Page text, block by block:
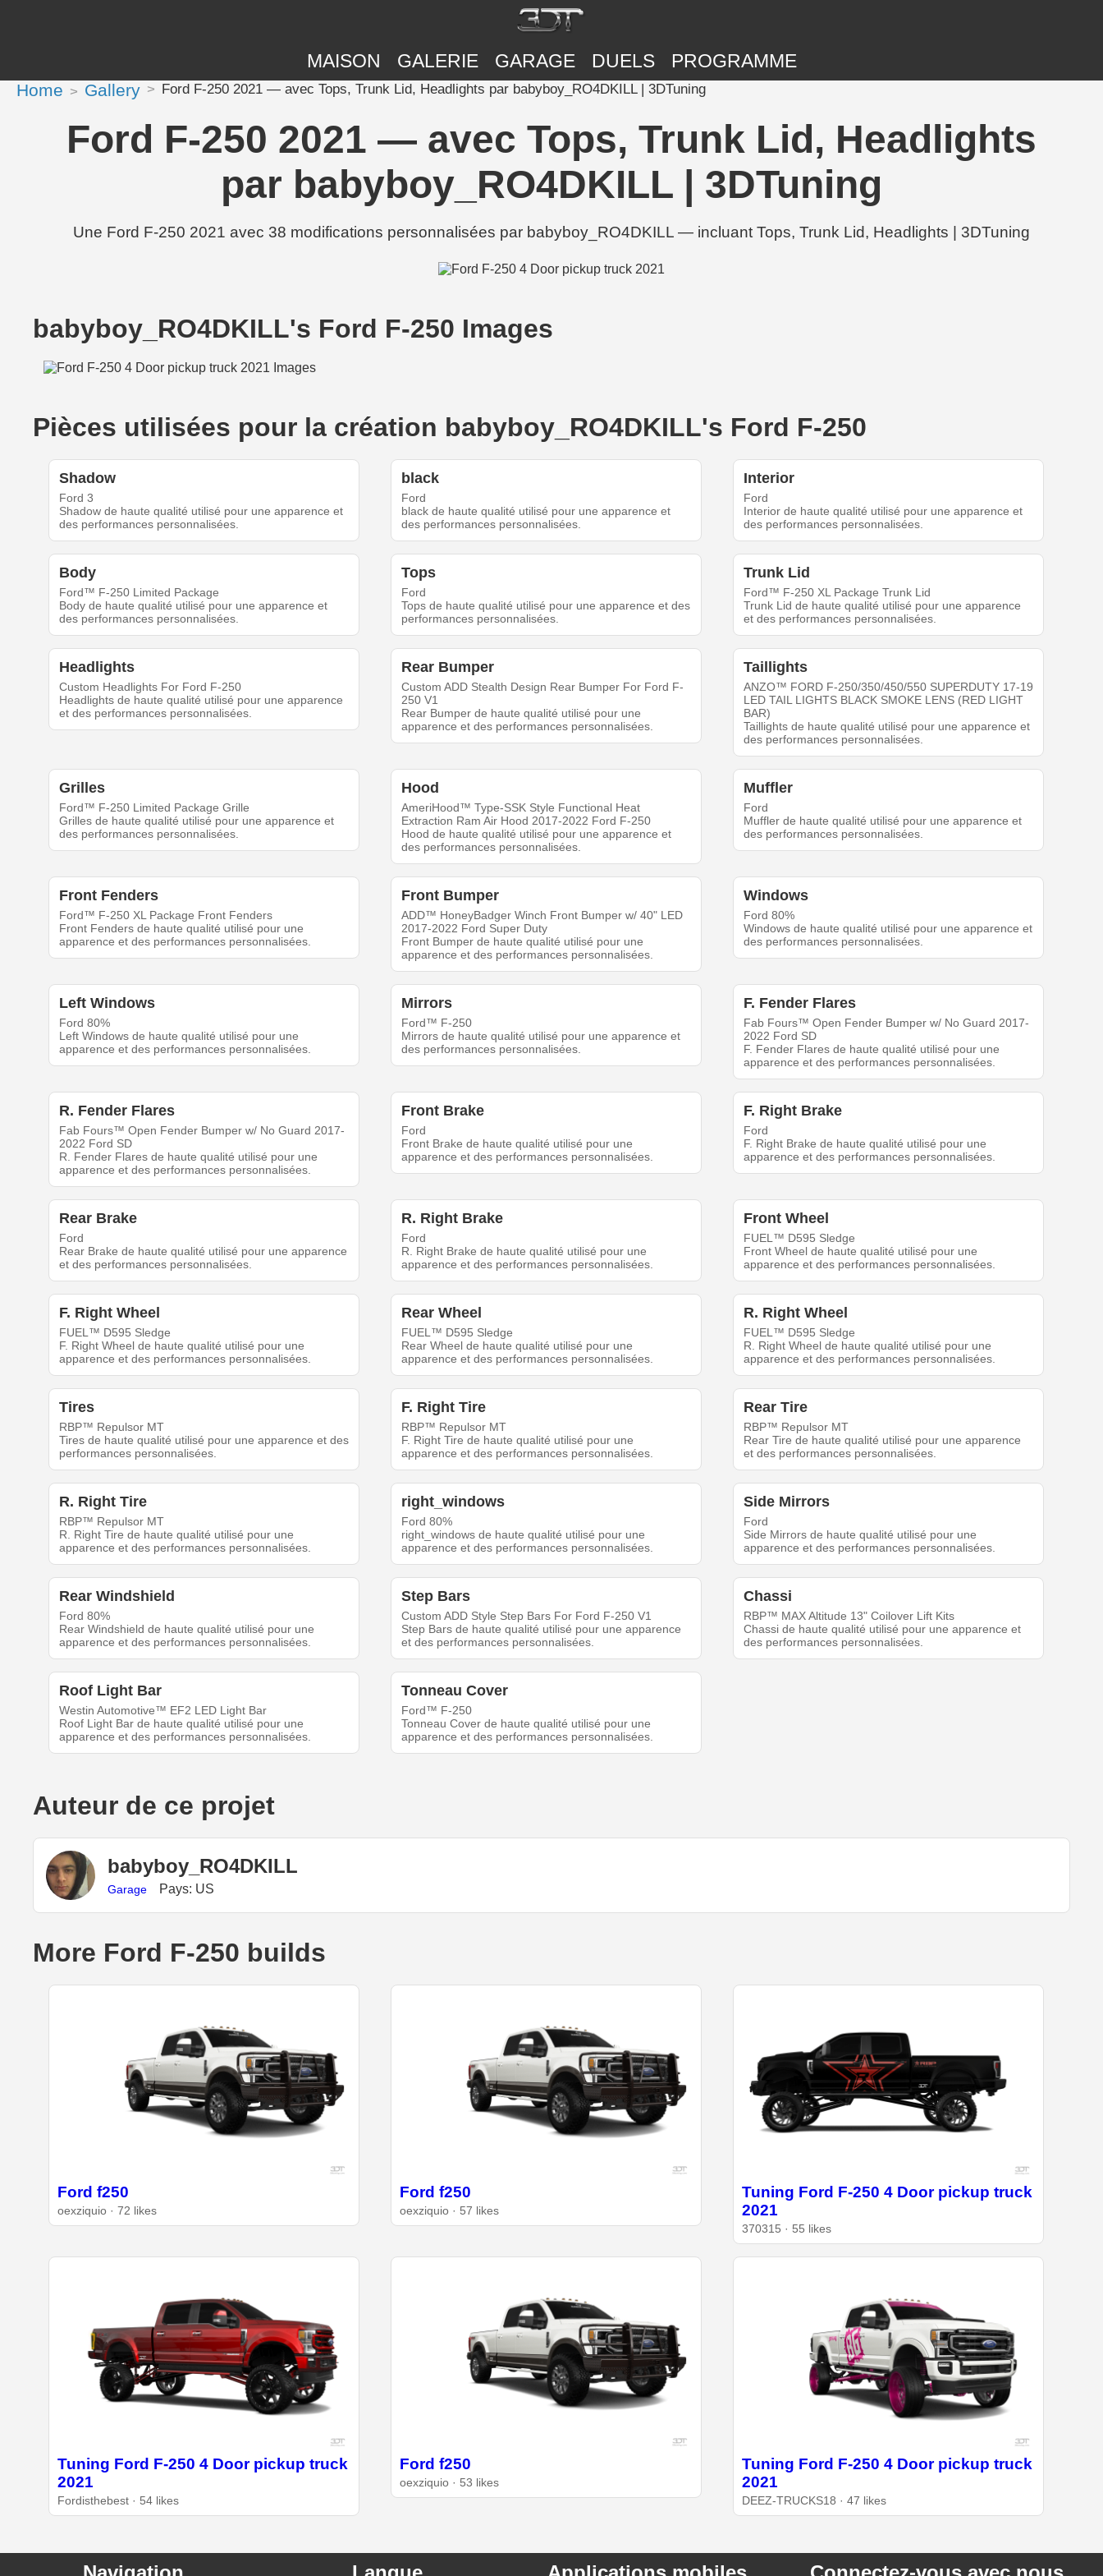
MAISON GALERIE GARAGE DUELS PROGRAMME
Home Gallery Ford F-250 2021 — avec Tops, Trunk Lid, Headlights par babyboy_RO4DKILL | 3DTuning
Ford F-250 2021 — avec Tops, Trunk Lid, Headlights
par babyboy_RO4DKILL | 3DTuning
Une Ford F-250 2021 avec 38 modifications personnalisées par babyboy_RO4DKILL — incluant Tops, Trunk Lid, Headlights | 3DTuning
babyboy_RO4DKILL's Ford F-250 Images
Pièces utilisées pour la création babyboy_RO4DKILL's Ford F-250
Shadow
Ford 3
Shadow de haute qualité utilisé pour une apparence et
des performances personnalisées.
black
Ford
black de haute qualité utilisé pour une apparence et
des performances personnalisées.
Interior
Ford
Interior de haute qualité utilisé pour une apparence et
des performances personnalisées.
Body
Ford™ F-250 Limited Package
Body de haute qualité utilisé pour une apparence et
des performances personnalisées.
Tops
Ford
Tops de haute qualité utilisé pour une apparence et des
performances personnalisées.
Trunk Lid
Ford™ F-250 XL Package Trunk Lid
Trunk Lid de haute qualité utilisé pour une apparence
et des performances personnalisées.
Headlights
Custom Headlights For Ford F-250
Headlights de haute qualité utilisé pour une apparence
et des performances personnalisées.
Rear Bumper
Custom ADD Stealth Design Rear Bumper For Ford F-
250 V1
Rear Bumper de haute qualité utilisé pour une
apparence et des performances personnalisées.
Taillights
ANZO™ FORD F-250/350/450/550 SUPERDUTY 17-19
LED TAIL LIGHTS BLACK SMOKE LENS (RED LIGHT
BAR)
Taillights de haute qualité utilisé pour une apparence et
des performances personnalisées.
Grilles
Ford™ F-250 Limited Package Grille
Grilles de haute qualité utilisé pour une apparence et
des performances personnalisées.
Hood
AmeriHood™ Type-SSK Style Functional Heat
Extraction Ram Air Hood 2017-2022 Ford F-250
Hood de haute qualité utilisé pour une apparence et
des performances personnalisées.
Muffler
Ford
Muffler de haute qualité utilisé pour une apparence et
des performances personnalisées.
Front Fenders
Ford™ F-250 XL Package Front Fenders
Front Fenders de haute qualité utilisé pour une
apparence et des performances personnalisées.
Front Bumper
ADD™ HoneyBadger Winch Front Bumper w/ 40" LED
2017-2022 Ford Super Duty
Front Bumper de haute qualité utilisé pour une
apparence et des performances personnalisées.
Windows
Ford 80%
Windows de haute qualité utilisé pour une apparence et
des performances personnalisées.
Left Windows
Ford 80%
Left Windows de haute qualité utilisé pour une
apparence et des performances personnalisées.
Mirrors
Ford™ F-250
Mirrors de haute qualité utilisé pour une apparence et
des performances personnalisées.
F. Fender Flares
Fab Fours™ Open Fender Bumper w/ No Guard 2017-
2022 Ford SD
F. Fender Flares de haute qualité utilisé pour une
apparence et des performances personnalisées.
R. Fender Flares
Fab Fours™ Open Fender Bumper w/ No Guard 2017-
2022 Ford SD
R. Fender Flares de haute qualité utilisé pour une
apparence et des performances personnalisées.
Front Brake
Ford
Front Brake de haute qualité utilisé pour une
apparence et des performances personnalisées.
F. Right Brake
Ford
F. Right Brake de haute qualité utilisé pour une
apparence et des performances personnalisées.
Rear Brake
Ford
Rear Brake de haute qualité utilisé pour une apparence
et des performances personnalisées.
R. Right Brake
Ford
R. Right Brake de haute qualité utilisé pour une
apparence et des performances personnalisées.
Front Wheel
FUEL™ D595 Sledge
Front Wheel de haute qualité utilisé pour une
apparence et des performances personnalisées.
F. Right Wheel
FUEL™ D595 Sledge
F. Right Wheel de haute qualité utilisé pour une
apparence et des performances personnalisées.
Rear Wheel
FUEL™ D595 Sledge
Rear Wheel de haute qualité utilisé pour une
apparence et des performances personnalisées.
R. Right Wheel
FUEL™ D595 Sledge
R. Right Wheel de haute qualité utilisé pour une
apparence et des performances personnalisées.
Tires
RBP™ Repulsor MT
Tires de haute qualité utilisé pour une apparence et des
performances personnalisées.
F. Right Tire
RBP™ Repulsor MT
F. Right Tire de haute qualité utilisé pour une
apparence et des performances personnalisées.
Rear Tire
RBP™ Repulsor MT
Rear Tire de haute qualité utilisé pour une apparence
et des performances personnalisées.
R. Right Tire
RBP™ Repulsor MT
R. Right Tire de haute qualité utilisé pour une
apparence et des performances personnalisées.
right_windows
Ford 80%
right_windows de haute qualité utilisé pour une
apparence et des performances personnalisées.
Side Mirrors
Ford
Side Mirrors de haute qualité utilisé pour une
apparence et des performances personnalisées.
Rear Windshield
Ford 80%
Rear Windshield de haute qualité utilisé pour une
apparence et des performances personnalisées.
Step Bars
Custom ADD Style Step Bars For Ford F-250 V1
Step Bars de haute qualité utilisé pour une apparence
et des performances personnalisées.
Chassi
RBP™ MAX Altitude 13" Coilover Lift Kits
Chassi de haute qualité utilisé pour une apparence et
des performances personnalisées.
Roof Light Bar
Westin Automotive™ EF2 LED Light Bar
Roof Light Bar de haute qualité utilisé pour une
apparence et des performances personnalisées.
Tonneau Cover
Ford™ F-250
Tonneau Cover de haute qualité utilisé pour une
apparence et des performances personnalisées.
Auteur de ce projet
babyboy_RO4DKILL
Garage Pays: US
More Ford F-250 builds
Ford f250
oexziquio · 72 likes
Ford f250
oexziquio · 57 likes
Tuning Ford F-250 4 Door pickup truck
2021
370315 · 55 likes
Tuning Ford F-250 4 Door pickup truck
2021
Fordisthebest · 54 likes
Ford f250
oexziquio · 53 likes
Tuning Ford F-250 4 Door pickup truck
2021
DEEZ-TRUCKS18 · 47 likes